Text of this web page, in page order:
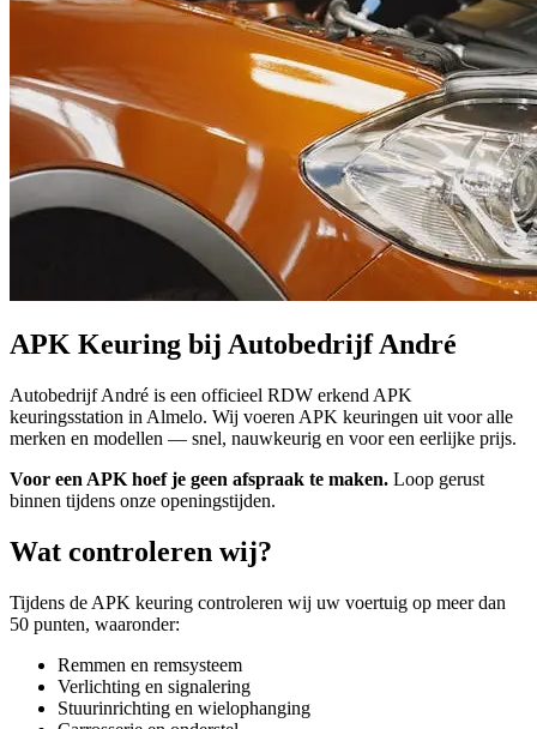
APK Keuring bij Autobedrijf André
Autobedrijf André is een officieel RDW erkend APK
keuringsstation in Almelo. Wij voeren APK keuringen uit voor alle
merken en modellen — snel, nauwkeurig en voor een eerlijke prijs.
Voor een APK hoef je geen afspraak te maken. Loop gerust
binnen tijdens onze openingstijden.
Wat controleren wij?
Tijdens de APK keuring controleren wij uw voertuig op meer dan
50 punten, waaronder:
Remmen en remsysteem
Verlichting en signalering
Stuurinrichting en wielophanging